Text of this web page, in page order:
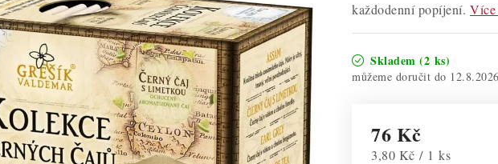
každodenní popíjení. Více
Skladem (2 ks)
12.8.2026
76 Kč
Měrná cena:
3,80 Kč / 1 ks